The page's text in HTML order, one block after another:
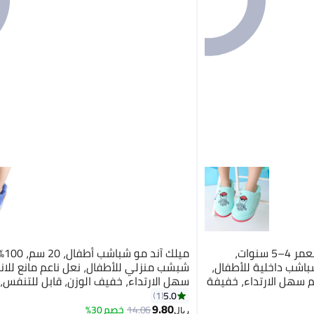
ميلك آند مو شباشب أطفال، لعمر 4–5 سنوات،
قطن 100%، شباشب داخلية للأطفال،
سهل الارتداء، خفيفة
والحمام
شبشب منزلي للأطفال، نعل ناعم مانع
سهل الارتداء، خفيف الوزن، قابل
5.0
1
ريال9.80
14.06خصم 30%